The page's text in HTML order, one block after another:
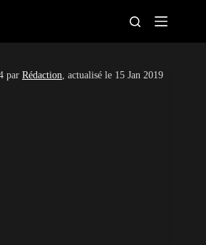
par Rédaction, actualisé le 15 Jan 2019